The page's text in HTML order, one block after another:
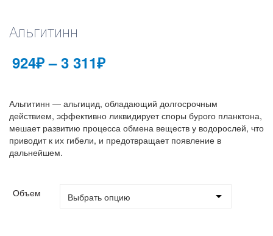
Альгитинн
924₽ – 3 311₽Диапазон
924₽
–
3
Альгитинн — альгицид, обладающий долгосрочным
действием, эффективно ликвидирует споры бурого планктона,
мешает развитию процесса обмена веществ у водорослей, что
приводит к их гибели, и предотвращает появление в
дальнейшем.
Объем